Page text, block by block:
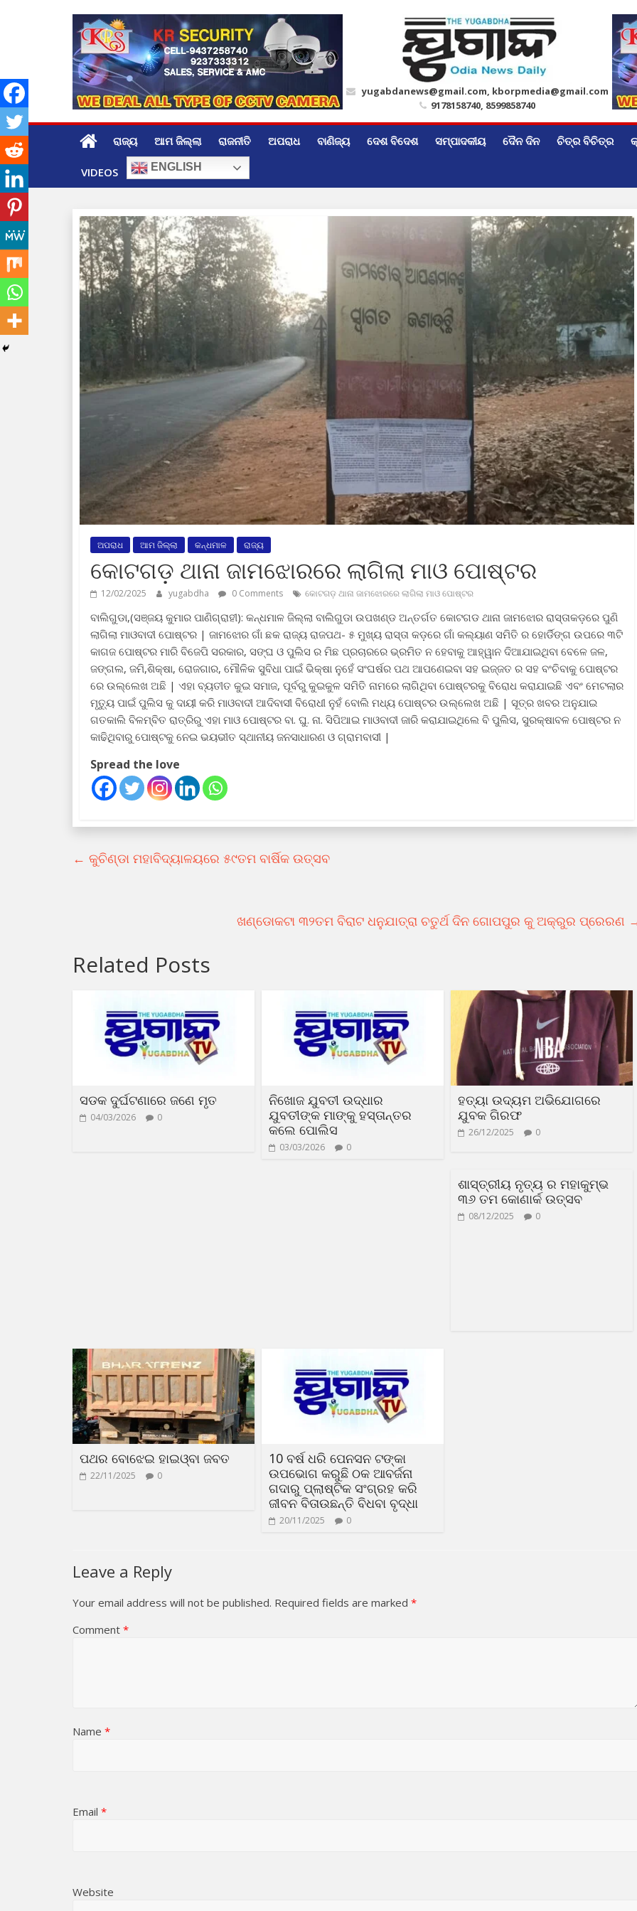
yugabdanews@gmail.com, kborpmedia@gmail.com
9178158740, 8599858740
ରାଜ୍ୟ ଆମ ଜିଲ୍ଲା ରାଜନୀତି ଅପରାଧ ବାଣିଜ୍ୟ ଦେଶ ବିଦେଶ ସମ୍ପାଦକୀୟ ଦୈନ ଦିନ ଚିତ୍ର ବିଚିତ୍ର
VIDEOS ENGLISH
ଅପରାଧ ଆମ ଜିଲ୍ଲା କନ୍ଧମାଳ ରାଜ୍ୟ
କୋଟଗଡ଼ ଥାନା ଜାମଝୋରରେ ଲାଗିଲା ମାଓ ପୋଷ୍ଟର
12/02/2025 yugabdha 0 Comments କୋଟଗଡ଼ ଥାନା ଜାମଝୋରରେ ଲାଗିଲା ମାଓ ପୋଷ୍ଟର
ବାଲିଗୁଡା,(ସଞ୍ଜୟ କୁମାର ପାଣିଗ୍ରାହୀ): କନ୍ଧମାଳ ଜିଲ୍ଲା ବାଲିଗୁଡା ଉପଖଣ୍ଡ ଅନ୍ତର୍ଗତ କୋଟଗଡ ଥାନା ଜାମଝୋର ରାସ୍ତାକଡ଼ରେ ପୁଣି
ଲାଗିଲା ମାଓବାଦୀ ପୋଷ୍ଟର | ଜାମଝୋର ଗାଁ ଛକ ରାଜ୍ୟ ରାଜପଥ- ୫ ମୁଖ୍ୟ ରାସ୍ତା କଡ଼ରେ ଗାଁ କଲ୍ୟାଣ ସମିତି ର ହୋର୍ଡିଙ୍ଗ ଉପରେ ୩ଟି
କାଗଜ ପୋଷ୍ଟର ମାରି ବିଜେପି ସରକାର, ସଙ୍ଘ ଓ ପୁଲିସ ର ମିଛ ପ୍ରଚାରରେ ଭ୍ରମିତ ନ ହେବାକୁ ଆହ୍ୱାନ ଦିଆଯାଇଥିବା ବେଳେ ଜଳ,
ଜଙ୍ଗଲ, ଜମି,ଶିକ୍ଷା, ରୋଜଗାର, ମୌଳିକ ସୁବିଧା ପାଇଁ ଭିକ୍ଷା ନୁହେଁ ସଂଘର୍ଷର ପଥ ଆପଣେଇବା ସହ ଇଜ୍ଜତ ର ସହ ବଂଚିବାକୁ ପୋଷ୍ଟର
ରେ ଉଲ୍ଲେଖ ଅଛି | ଏହା ବ୍ୟତୀତ କୁଇ ସମାଜ, ପୂର୍ବରୁ କୁଇକୁଳ ସମିତି ନାମରେ ଲାଗିଥିବା ପୋଷ୍ଟରକୁ ବିରୋଧ କରାଯାଇଛି ଏବଂ ମେଟଲାର
ମୃତ୍ୟୁ ପାଇଁ ପୁଲିସ କୁ ଦାୟୀ କରି ମାଓବାଦୀ ଆଦିବାସୀ ବିରୋଧୀ ନୁହଁ ବୋଲି ମଧ୍ୟ ପୋଷ୍ଟର ଉଲ୍ଲେଖ ଅଛି | ସୂତ୍ର ଖବର ଅନୁଯାଇ
ଗତକାଲି ବିଳମ୍ବିତ ରାତ୍ରିରୁ ଏହା ମାଓ ପୋଷ୍ଟର ବା. ଘୁ. ନା. ସିପିଆଇ ମାଓବାଦୀ ଜାରି କରାଯାଇଥିଲେ ବି ପୁଲିସ, ସୁରକ୍ଷାବଳ ପୋଷ୍ଟର ନ
କାଢିଥିବାରୁ ପୋଷ୍ଟକୁ ନେଇ ଭୟଭୀତ ସ୍ଥାନୀୟ ଜନସାଧାରଣ ଓ ଗ୍ରାମବାସୀ |
Spread the love
← କୁଚିଣ୍ଡା ମହାବିଦ୍ୟାଳୟରେ ୫୯ତମ ବାର୍ଷିକ ଉତ୍ସବ
ଖଣ୍ଡୋକଟା ୩୨ତମ ବିରାଟ ଧନୁଯାତ୍ରା ଚତୁର୍ଥ ଦିନ ଗୋପପୁର କୁ ଅକ୍ରୁର ପ୍ରେରଣ
Related Posts
ସଡକ ଦୁର୍ଘଟଣାରେ ଜଣେ ମୃତ
04/03/2026 0
ନିଖୋଜ ଯୁବତୀ ଉଦ୍ଧାର
ଯୁବତୀଙ୍କ ମାଙ୍କୁ ହସ୍ତାନ୍ତର
କଲେ ପୋଲିସ
03/03/2026 0
ହତ୍ୟା ଉଦ୍ୟମ ଅଭିଯୋଗରେ
ଯୁବକ ଗିରଫ
26/12/2025 0
ଶାସ୍ତ୍ରୀୟ ନୃତ୍ୟ ର ମହାକୁମ୍ଭ
୩୬ ତମ କୋଣାର୍କ ଉତ୍ସବ
08/12/2025 0
ପଥର ବୋଝେଇ ହାଇଓ୍ବା ଜବତ
22/11/2025 0
10 ବର୍ଷ ଧରି ପେନସନ ଟଙ୍କା
ଉପଭୋଗ କରୁଛି ଠକ ଆବର୍ଜନା
ଗଦାରୁ ପ୍ଲାଷ୍ଟିକ ସଂଗ୍ରହ କରି
ଜୀବନ ବିତାଉଛନ୍ତି ବିଧବା ବୃଦ୍ଧା
20/11/2025 0
Leave a Reply
Your email address will not be published. Required fields are marked *
Comment *
Name *
Email *
Website